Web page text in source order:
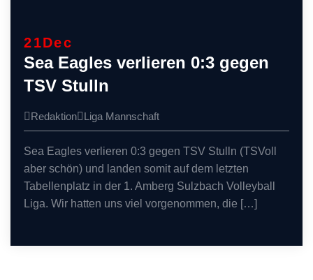
21Dec
Sea Eagles verlieren 0:3 gegen
TSV Stulln
Redaktion Liga Mannschaft
Sea Eagles verlieren 0:3 gegen TSV Stulln (TSVoll
aber schön) und landen somit auf dem letzten
Tabellenplatz in der 1. Amberg Sulzbach Volleyball
Liga. Wir hatten uns viel vorgenommen, die […]